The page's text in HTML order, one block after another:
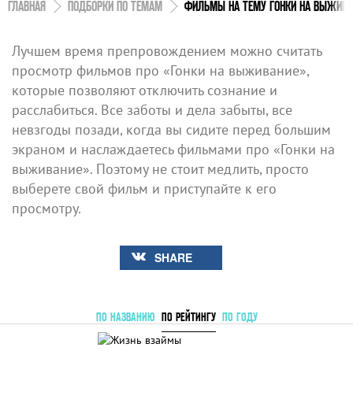
ГЛАВНАЯ ПОДБОРКИ ПО ТЕМАМ ФИЛЬМЫ НА ТЕМУ ГОНКИ НА
Лучшем время препровождением можно считать
просмотр фильмов про «Гонки на выживание»,
которые позволяют отключить сознание и
расслабиться. Все заботы и дела забыты, все
невзгоды позади, когда вы сидите перед большим
экраном и наслаждаетесь фильмами про «Гонки на
выживание». Поэтому не стоит медлить, просто
выберете свой фильм и приступайте к его
просмотру.
SHARE
ПО НАЗВАНИЮ ПО РЕЙТИНГУ ПО ГОДУ